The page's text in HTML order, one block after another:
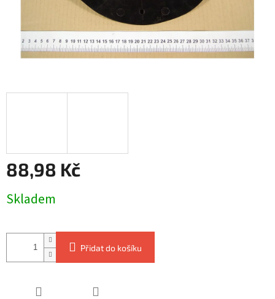
88,98 Kč
cena:
Skladem
Přidat do košíku